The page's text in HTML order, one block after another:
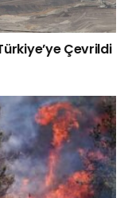
Çevrildi